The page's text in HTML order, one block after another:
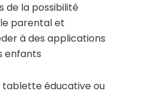
de la possibilité
parental et
à des applications
enfants
éducative ou